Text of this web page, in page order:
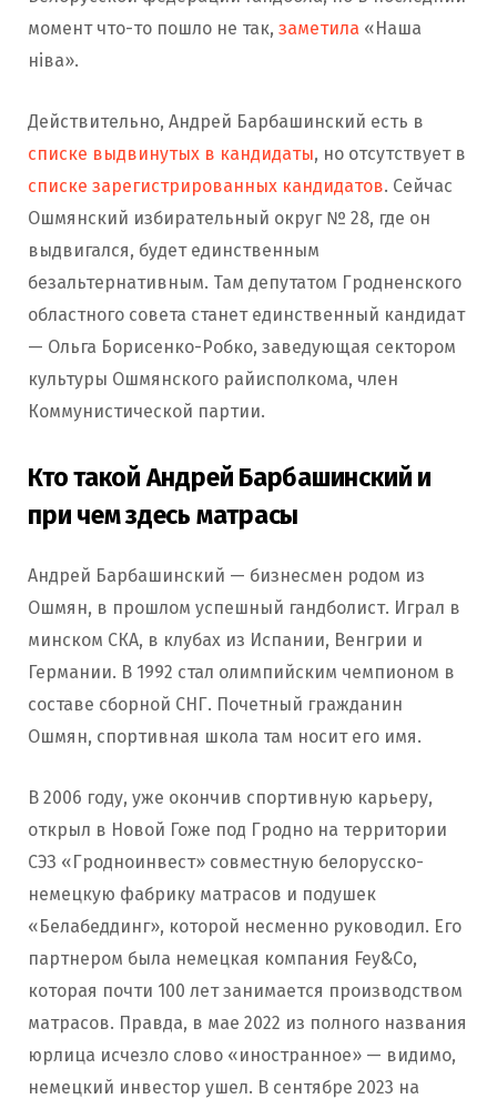
момент что-то пошло не так, заметила «Наша
ніва».
Действительно, Андрей Барбашинский есть в
списке выдвинутых в кандидаты, но отсутствует в
списке зарегистрированных кандидатов. Сейчас
Ошмянский избирательный округ № 28, где он
выдвигался, будет единственным
безальтернативным. Там депутатом Гродненского
областного совета станет единственный кандидат
— Ольга Борисенко-Робко, заведующая сектором
культуры Ошмянского райисполкома, член
Коммунистической партии.
Кто такой Андрей Барбашинский и
при чем здесь матрасы
Андрей Барбашинский — бизнесмен родом из
Ошмян, в прошлом успешный гандболист. Играл в
минском СКА, в клубах из Испании, Венгрии и
Германии. В 1992 стал олимпийским чемпионом в
составе сборной СНГ. Почетный гражданин
Ошмян, спортивная школа там носит его имя.
В 2006 году, уже окончив спортивную карьеру,
открыл в Новой Гоже под Гродно на территории
СЭЗ «Гродноинвест» совместную белорусско-
немецкую фабрику матрасов и подушек
«Белабеддинг», которой несменно руководил. Его
партнером была немецкая компания Fey&Co,
которая почти 100 лет занимается производством
матрасов. Правда, в мае 2022 из полного названия
юрлица исчезло слово «иностранное» — видимо,
немецкий инвестор ушел. В сентябре 2023 на